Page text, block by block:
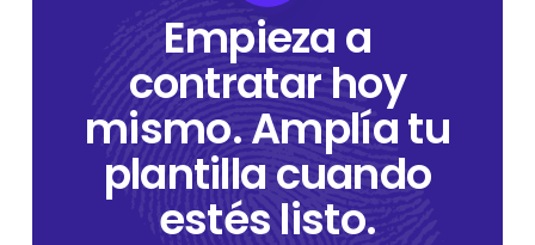
Empieza a
contratar hoy
mismo. Amplía tu
plantilla cuando
estés listo.